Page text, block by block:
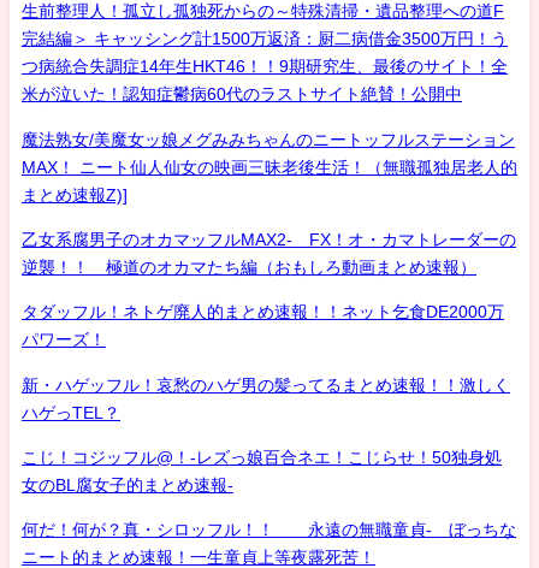
生前整理人！孤立し孤独死からの～特殊清掃・遺品整理への道F
完結編＞ キャッシング計1500万返済：厨二病借金3500万円！う
つ病統合失調症14年生HKT46！！9期研究生、最後のサイト！全
米が泣いた！認知症鬱病60代のラストサイト絶賛！公開中
魔法熟女/美魔女ッ娘メグみみちゃんのニートッフルステーション
MAX！ ニート仙人仙女の映画三昧老後生活！（無職孤独居老人的
まとめ速報Z)]
乙女系腐男子のオカマッフルMAX2- FX！オ・カマトレーダーの
逆襲！！ 極道のオカマたち編（おもしろ動画まとめ速報）
タダッフル！ネトゲ廃人的まとめ速報！！ネット乞食DE2000万
パワーズ！
新・ハゲッフル！哀愁のハゲ男の髪ってるまとめ速報！！激しく
ハゲっTEL？
こじ！コジッフル@！-レズっ娘百合ネエ！こじらせ！50独身処
女のBL腐女子的まとめ速報-
何だ！何が？真・シロッフル！！ 永遠の無職童貞- ぼっちな
ニート的まとめ速報！一生童貞上等夜露死苦！